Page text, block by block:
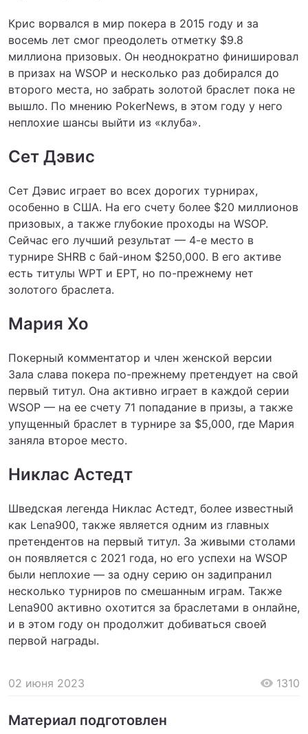
Крис ворвался в мир покера в 2015 году и за
восемь лет смог преодолеть отметку $9.8
миллиона призовых. Он неоднократно финишировал
в призах на WSOP и несколько раз добирался до
второго места, но забрать золотой браслет пока не
вышло. По мнению PokerNews, в этом году у него
неплохие шансы выйти из «клуба».
Сет Дэвис
Сет Дэвис играет во всех дорогих турнирах,
особенно в США. На его счету более $20 миллионов
призовых, а также глубокие проходы на WSOP.
Сейчас его лучший результат — 4-е место в
турнире SHRB с бай-ином $250,000. В его активе
есть титулы WPT и EPT, но по-прежнему нет
золотого браслета.
Мария Хо
Покерный комментатор и член женской версии
Зала слава покера по-прежнему претендует на свой
первый титул. Она активно играет в каждой серии
WSOP — на ее счету 71 попадание в призы, а также
упущенный браслет в турнире за $5,000, где Мария
заняла второе место.
Никлас Астедт
Шведская легенда Никлас Астедт, более известный
как Lena900, также является одним из главных
претендентов на первый титул. За живыми столами
он появляется с 2021 года, но его успехи на WSOP
были неплохие — за одну серию он задипранил
несколько турниров по смешанным играм. Также
Lena900 активно охотится за браслетами в онлайне,
и в этом году он продолжит добиваться своей
первой награды.
02 июня 2023 1310
Материал подготовлен